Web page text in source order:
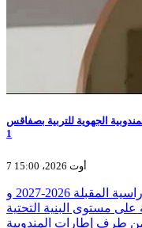
الجهوية للتربية بصفاقس
1
7 أوت 2026، 15:00
في إطار الإستعداد للمرور للسنة الدراسية المقبلة 2026-2027 و
مستوى البنية التحتية
من طرف إطارات المندوبية